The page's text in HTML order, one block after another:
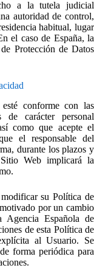
a la tutela judicial
autoridad de control,
habitual, lugar
el caso de España, la
Protección de Datos
conforme con las
carácter personal
como que acepte el
el responsable del
durante los plazos y
Web implicará la
su Política de
por un cambio
Agencia Española de
de esta Política de
al Usuario. Se
forma periódica para